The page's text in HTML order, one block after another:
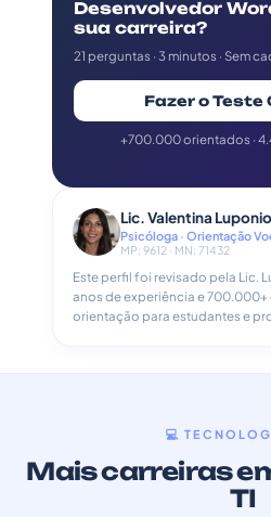
Desenvolvedor
sua carreira?
21 perguntas · 3 minutos · Sem
Fazer o Teste
+700.000 orientados ·
Lic. Valentina Luponio
Psicóloga · Orientação
MP: 9612 · MN: 71432
Este perfil foi revisado pela Lic.
anos de experiência e
orientação para estudantes e
💻
Mais carreiras
TI